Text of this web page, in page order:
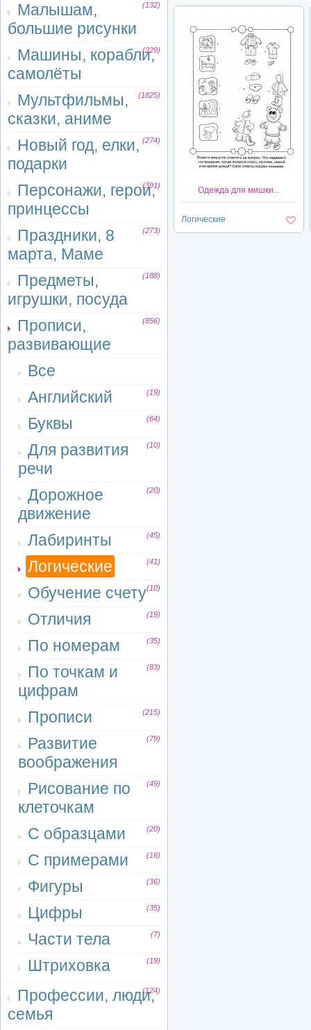
Малышам,
большие рисунки
(132)
Машины, корабли,
самолёты
(229)
Мультфильмы,
сказки, аниме
(1825)
Новый год, елки,
подарки
(274)
Персонажи, герои,
принцессы
(391)
Праздники, 8
марта, Маме
(273)
Предметы,
игрушки, посуда
(188)
Прописи,
развивающие
(856)
Все
Английский
(19)
Буквы (64)
Для развития
речи
(10)
Дорожное
движение
(20)
Лабиринты (45)
Логические (41)
Обучение счету(10)
Отличия (19)
По номерам (35)
По точкам и
цифрам
(83)
Прописи (215)
Развитие
воображения
(79)
Рисование по
клеточкам
(49)
С образцами (20)
С примерами (16)
Фигуры (36)
Цифры (35)
Части тела (7)
Штриховка (19)
Профессии, люди,
семья
(124)
Одежда для мишки...
Логические